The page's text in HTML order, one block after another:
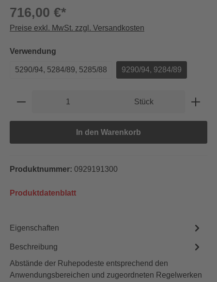
716,00 €*
Preise exkl. MwSt. zzgl. Versandkosten
Verwendung
5290/94, 5284/89, 5285/88 9290/94, 9284/89
Produkt Anzahl: Gib den gewünschten
Stück
In den Warenkorb
Produktnummer: 0929191300
Produktdatenblatt
Eigenschaften
Beschreibung
Abstände der Ruhepodeste entsprechend den
Anwendungsbereichen und zugeordneten Regelwerken